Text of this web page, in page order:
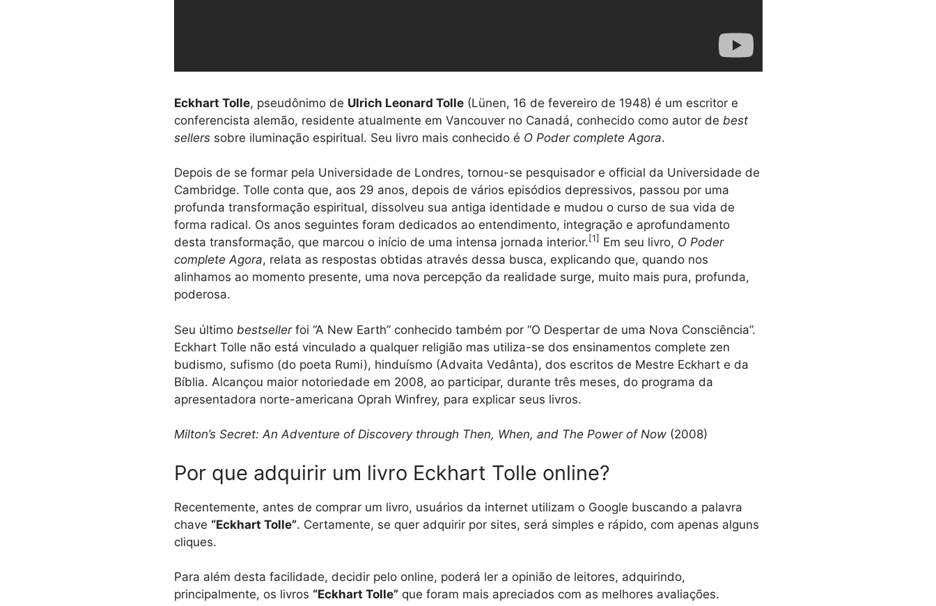
Eckhart Tolle, pseudônimo de Ulrich Leonard Tolle(Lünen, 16 de fevereiro de 1948) é um escritor e
conferencista alemão, residente atualmente em Vancouver no Canadá, conhecido como autor de best
sellerssobre iluminação espiritual. Seu livro mais conhecido é O Poder complete Agora.
Depois de se formar pela Universidade de Londres, tornou-se pesquisador e official da Universidade de
Cambridge. Tolle conta que, aos 29 anos, depois de vários episódios depressivos, passou por uma
profunda transformação espiritual, dissolveu sua antiga identidade e mudou o curso de sua vida de
forma radical. Os anos seguintes foram dedicados ao entendimento, integração e aprofundamento
desta transformação, que marcou o início de uma intensa jornada interior. [1] Em seu livro, O Poder
complete Agora, relata as respostas obtidas através dessa busca, explicando que, quando nos
alinhamos ao momento presente, uma nova percepção da realidade surge, muito mais pura, profunda,
poderosa.
Seu último bestsellerfoi “A New Earth” conhecido também por “O Despertar de uma Nova Consciência”.
Eckhart Tolle não está vinculado a qualquer religião mas utiliza-se dos ensinamentos complete zen
budismo, sufismo (do poeta Rumi), hinduísmo (Advaita Vedânta), dos escritos de Mestre Eckhart e da
Bíblia. Alcançou maior notoriedade em 2008, ao participar, durante três meses, do programa da
apresentadora norte-americana Oprah Winfrey, para explicar seus livros.
Milton’s Secret: An Adventure of Discovery through Then, When, and The Power of Now(2008)
Por que adquirir um livro Eckhart Tolle online?
Recentemente, antes de comprar um livro, usuários da internet utilizam o Google buscando a palavra
chave “Eckhart Tolle”. Certamente, se quer adquirir por sites, será simples e rápido, com apenas alguns
cliques.
Para além desta facilidade, decidir pelo online, poderá ler a opinião de leitores, adquirindo,
principalmente, os livros “Eckhart Tolle”que foram mais apreciados com as melhores avaliações.